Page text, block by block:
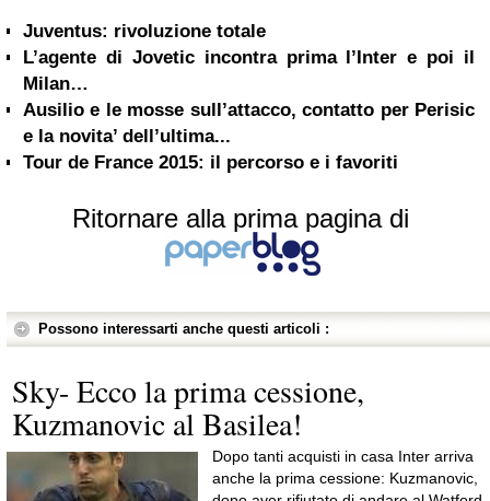
Juventus: rivoluzione totale
L’agente di Jovetic incontra prima l’Inter e poi il
Milan…
Ausilio e le mosse sull’attacco, contatto per Perisic
e la novita’ dell’ultima...
Tour de France 2015: il percorso e i favoriti
Ritornare alla prima pagina di
Possono interessarti anche questi articoli :
Sky- Ecco la prima cessione,
Kuzmanovic al Basilea!
Dopo tanti acquisti in casa Inter arriva
anche la prima cessione: Kuzmanovic,